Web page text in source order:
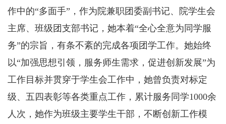
作中的“多面手”，作为院兼职团委副书记、院学生会
主席、班级团支部书记，她本着“全心全意为同学服
务”的宗旨，有条不紊的完成各项团学工作。她始终
以“加强思想引领，服务师生需求，促进创新发展”为
工作目标并贯穿于学生会工作中，她曾负责对标定
级、五四表彰等各类重点工作，累计服务同学1000余
人次，她作为班级主要学生干部，不断创新工作模